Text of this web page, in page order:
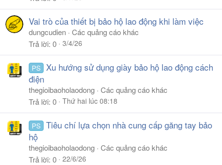
Vai trò của thiết bị bảo hộ lao động khi làm việc
dungcudien Các quảng cáo khác
Trả lời 0 3/4/26
PS
Xu hướng sử dụng giày bảo hộ lao động cách
điện
thegioibaoholaodong Các quảng cáo khác
Trả lời 0 Thứ hai lúc 08:18
PS Tiêu chí lựa chọn nhà cung cấp găng tay bảo
hộ
thegioibaoholaodong Các quảng cáo khác
Trả lời 0 22/6/26